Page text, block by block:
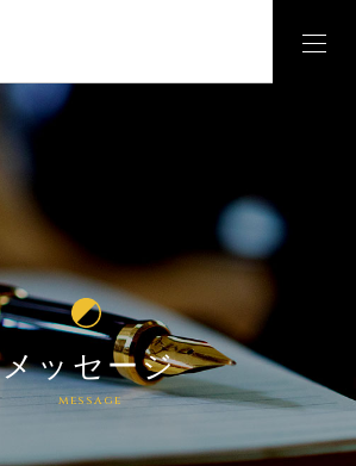
メッセージ
message